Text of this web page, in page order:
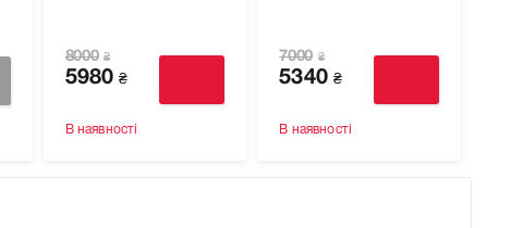
C224/C224e
C284/C284e
C364/C364e
8000 ₴
5980 ₴
В наявності
C224/C224e
C284/C284e
C364/C364e
7000 ₴
5340 ₴
В наявності